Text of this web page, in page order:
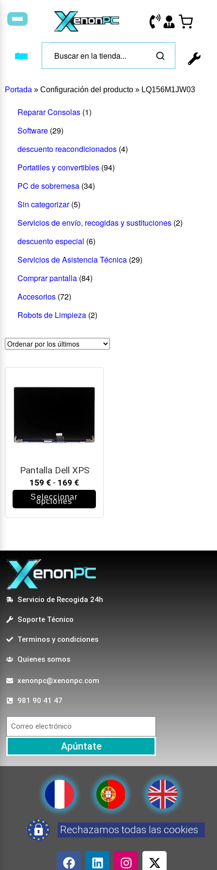
Portada » Configuración del producto » LQ156M1JW03
Reparar Consolas (1)
Software (29)
descuento reacondicionados (4)
Portatiles y convertibles (94)
PC de sobremesa (34)
Sin categorizar (5)
Servicios de envío, recogidas y sustituciones (2)
descuento especial (6)
Servicios de Asistencia Técnica (29)
Comprar pantalla (84)
Accesorios (72)
Robots de Limpieza (2)
Pantalla Dell XPS
159 € - 169 €
Seleccionar
opciones
Servicio de Recogida 24h
Soporte Técnico
Terminos y condiciones
Quienes somos
xenonpc@xenonpc.com
981 90 41 47
Apúntate
Rechazamos todas las cookies